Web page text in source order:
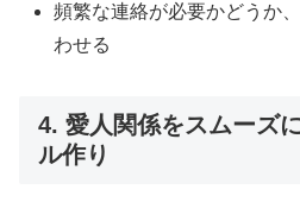
頻繁な連絡が必要かどうか
わせる
4. 愛人関係をスムーズ
ル作り